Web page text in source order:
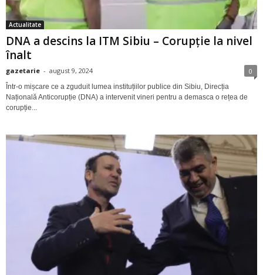
Actualitate
DNA a descins la ITM Sibiu – Corupție la nivel
înalt
gazetarie - august 9, 2024 0
Într-o mișcare ce a zguduit lumea instituțiilor publice din Sibiu, Direcția
Națională Anticorupție (DNA) a intervenit vineri pentru a demasca o rețea de
corupție...